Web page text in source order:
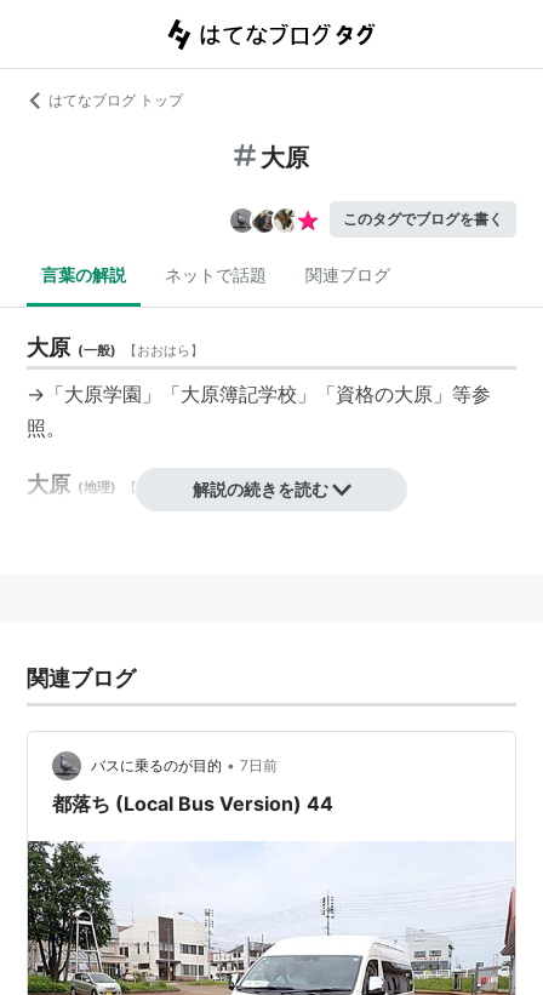
はてなブログ トップ
大原
このタグでブログを書く
言葉の解説 ネットで話題 関連ブログ
大原 (一般) 【おおはら】
→「大原学園」「大原簿記学校」「資格の大原」等参
照。
大原 (地理) 【 】
○リスト：
解説の続きを読む
関連ブログ
バスに乗るのが目的 • 7日前
都落ち (Local Bus Version) 44